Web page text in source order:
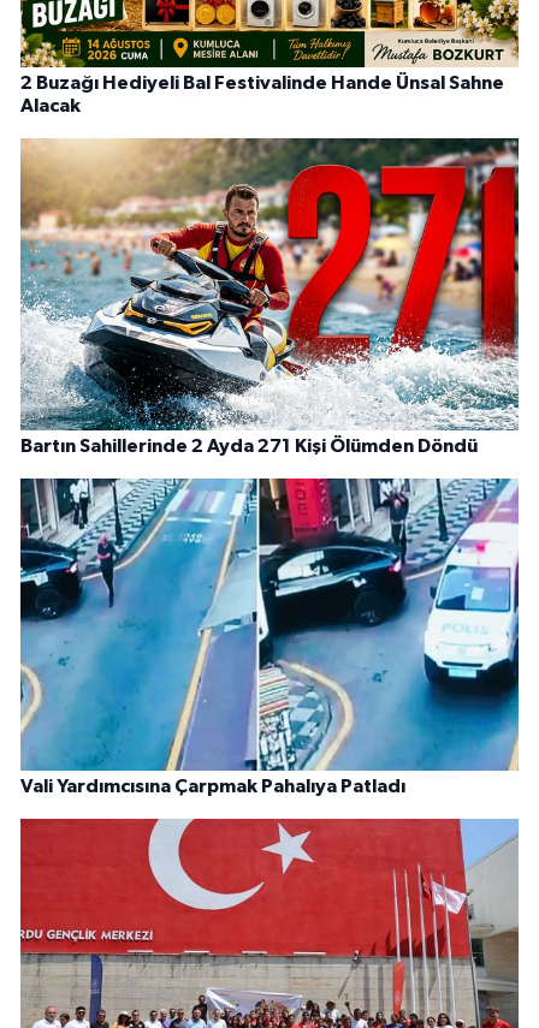
2 Buzağı Hediyeli Bal Festivalinde Hande Ünsal Sahne
Alacak
Bartın Sahillerinde 2 Ayda 271 Kişi Ölümden Döndü
Vali Yardımcısına Çarpmak Pahalıya Patladı